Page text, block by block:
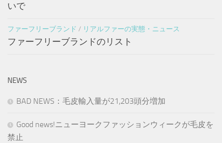
いで
ファーフリーブランド / リアルファーの実態・ニュース
ファーフリーブランドのリスト
NEWS
BAD NEWS：毛皮輸入量が21,203頭分増加
Good news!ニューヨークファッションウィークが毛皮を
禁止